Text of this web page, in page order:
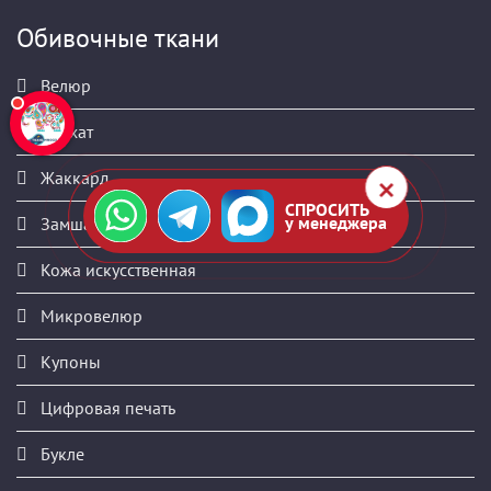
СПРОСИТЬ
у менеджера
Обивочные ткани
Велюр
Бархат
Жаккард
Замша искусственная
Кожа искусственная
Микровелюр
Купоны
Цифровая печать
Букле